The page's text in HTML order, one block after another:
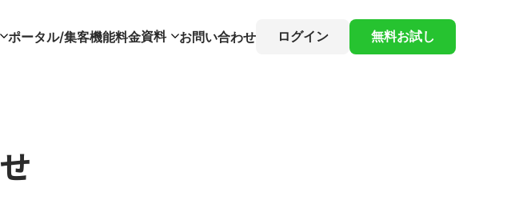
ポータル/集客機能料金資料 お問い合わせ ログイン 無料お試し